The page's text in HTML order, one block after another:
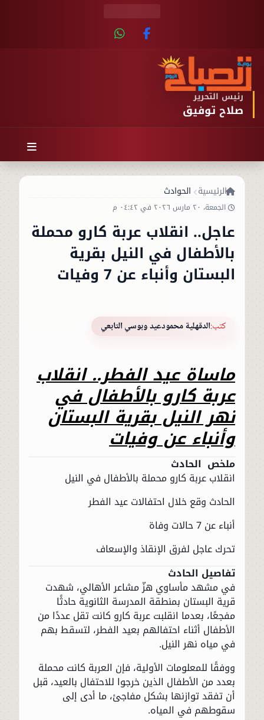
رئيس التحرير
صلاح توفيق
الرئيسية الحوادث
الجمعة، ٢٠ مارس ٢٠٢٦ في ٠٤:٤٢ م
عاجل.. انقلاب عربة كارو محملة
بالأطفال في النيل بقرية
البستان وأنباء عن 7 وفيات
كتب:الدقهلية محمودعيد وبوسي التابعي
ماساة عيد الفطر.. انقلاب
عربة كارو بالأطفال في
نهر النيل بقرية البستان
وأنباء عن وفيات
ملخص الحادث
انقلاب عربة كارو محملة بالأطفال في النيل
الحادث وقع خلال احتفالات عيد الفطر
أنباء عن 7 حالات وفاة
تحرك عاجل لفرق الإنقاذ والإسعاف
تفاصيل الحادث
في مشهد مأساوي هزّ مشاعر الأهالي، شهدت
قرية البستان بمنطقة المدرسة الثانوية حادثًا
مفجعًا، بعدما انقلبت عربة كارو كانت تقل عددًا من
الأطفال أثناء احتفالهم بعيد الفطر، لتسقط بهم
في مياه نهر النيل.
ووفقًا للمعلومات الأولية، فإن العربة كانت محملة
بعدد من الأطفال الذين خرجوا للاحتفال بالعيد، قبل
أن تفقد توازنها بشكل مفاجئ، ما أدى إلى
سقوطهم في المياه.